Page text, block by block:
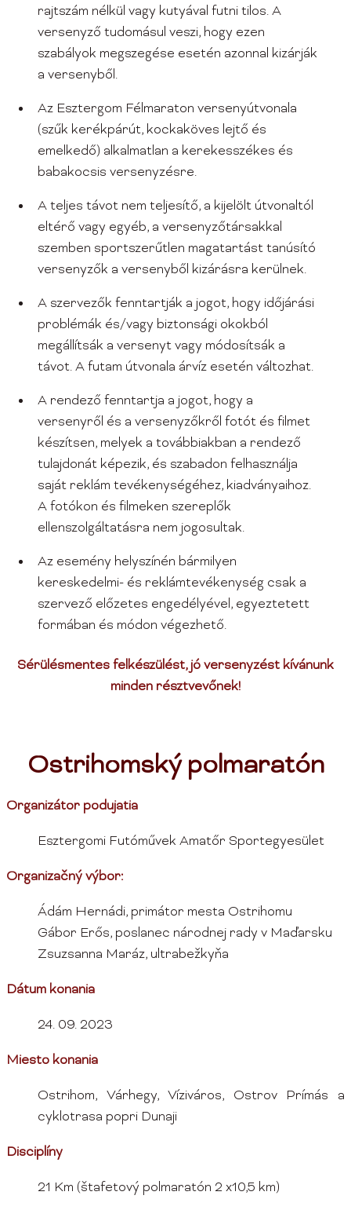
rajtszám nélkül vagy kutyával futni tilos. A
versenyző tudomásul veszi, hogy ezen
szabályok megszegése esetén azonnal kizárják
a versenyből.
Az Esztergom Félmaraton versenyútvonala
(szűk kerékpárút, kockaköves lejtő és
emelkedő) alkalmatlan a kerekesszékes és
babakocsis versenyzésre.
A teljes távot nem teljesítő, a kijelölt útvonaltól
eltérő vagy egyéb, a versenyzőtársakkal
szemben sportszerűtlen magatartást tanúsító
versenyzők a versenyből kizárásra kerülnek.
A szervezők fenntartják a jogot, hogy időjárási
problémák és/vagy biztonsági okokból
megállítsák a versenyt vagy módosítsák a
távot. A futam útvonala árvíz esetén változhat.
A rendező fenntartja a jogot, hogy a
versenyről és a versenyzőkről fotót és filmet
készítsen, melyek a továbbiakban a rendező
tulajdonát képezik, és szabadon felhasználja
saját reklám tevékenységéhez, kiadványaihoz.
A fotókon és filmeken szereplők
ellenszolgáltatásra nem jogosultak.
Az esemény helyszínén bármilyen
kereskedelmi- és reklámtevékenység csak a
szervező előzetes engedélyével, egyeztetett
formában és módon végezhető.
Sérülésmentes felkészülést, jó versenyzést kívánunk
minden résztvevőnek!
Ostrihomský polmaratón
Organizátor podujatia
Esztergomi Futóművek Amatőr Sportegyesület
Organizačný výbor:
Ádám Hernádi, primátor mesta Ostrihomu
Gábor Erős, poslanec národnej rady v Maďarsku
Zsuzsanna Maráz, ultrabežkyňa
Dátum konania
24. 09. 2023
Miesto konania
Ostrihom, Várhegy, Víziváros, Ostrov Prímás a
cyklotrasa popri Dunaji
Disciplíny
21 Km (štafetový polmaratón 2 x10,5 km)